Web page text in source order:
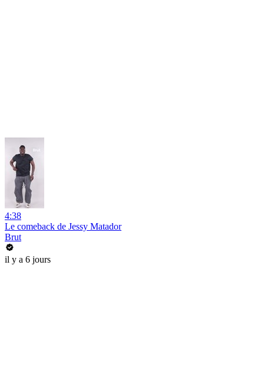
4:38
Le comeback de Jessy Matador
Brut
il y a 6 jours